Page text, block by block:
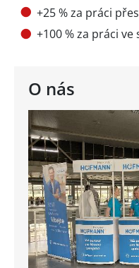
O nás
+25 % za práci
+100 % za práci ve